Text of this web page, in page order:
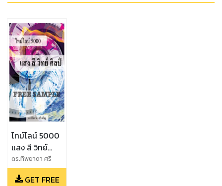
ไทม์ไลน์ 5000
แสง สี วิทย์
ศิลป์ ตัวอย่าง
ฟรี
ดร.ทิพยาดา​ ศรี
เจริญ
GET FREE